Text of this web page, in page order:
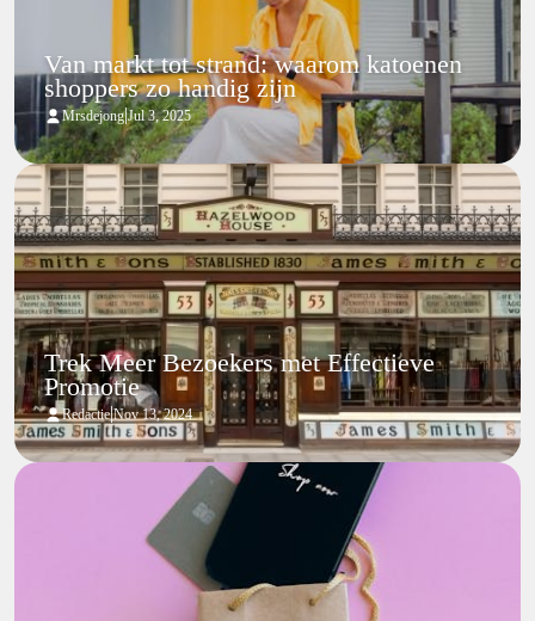
Van markt tot strand: waarom katoenen
shoppers zo handig zijn
Mrsdejong|Jul 3, 2025
Trek Meer Bezoekers met Effectieve
Promotie
Redactie|Nov 13, 2024